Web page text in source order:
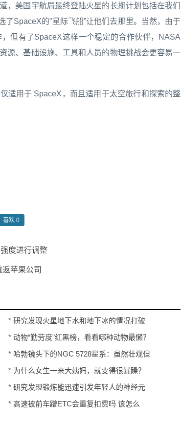
，美国宇航局最终登陆火星的长期计划包括在我们
SpaceX的”星际飞船”让他们去那里。当然，由于
但有了SpaceX这样一个稳定的合作伙伴，NASA
源、基础设施、工具和人员的物理挑战会更容易一
适用于 SpaceX，而且适用于太空旅行和探索的整
喜欢0
度进行调整
苹果公司
* 研究发现火星地下水和地下冰的情况打破
了人们预期
* 动物“勤劳度”红黑榜，看看哪种动物最懒？
* 哈勃镜头下的NGC 5728星系：虽然壮观但
并未捕捉完全
* 为什么女生一来大姨妈，就变得很暴躁？
今天终于知道了，男生必看！
* 研究发现锻炼能迅速引发年轻人的神经元
效应 改善记忆力和学习能力
* 高速被前车蹭ETC会重复扣费吗 该怎么